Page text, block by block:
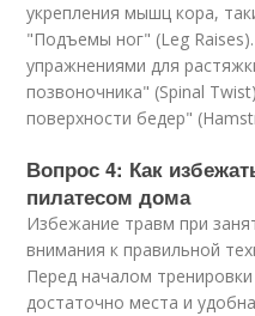
укрепления мышц кора,
"Подъемы ног" (Leg
упражнениями для
позвоночника" (Spinal
поверхности бедер"
Вопрос 4: Как
пилатесом дома
Избежание травм при
внимания к правильной
Перед началом
достаточно места и